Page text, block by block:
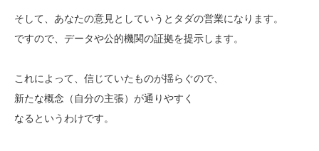
そして、あなたの意見としていうとタダの営業になります。
ですので、データや公的機関の証拠を提示します。
これによって、信じていたものが揺らぐので、
新たな概念（自分の主張）が通りやすく
なるというわけです。